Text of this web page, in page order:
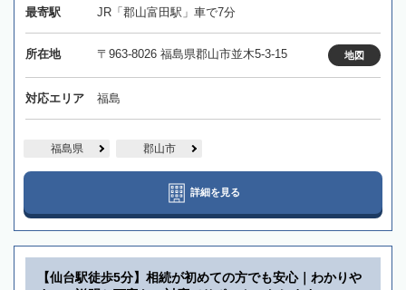
最寄駅 JR「郡山富田駅」車で7分
所在地 〒963-8026 福島県郡山市並木5-3-15 地図
対応エリア 福島
福島県 郡山市
詳細を見る
【仙台駅徒歩5分】相続が初めての方でも安心｜わかりや